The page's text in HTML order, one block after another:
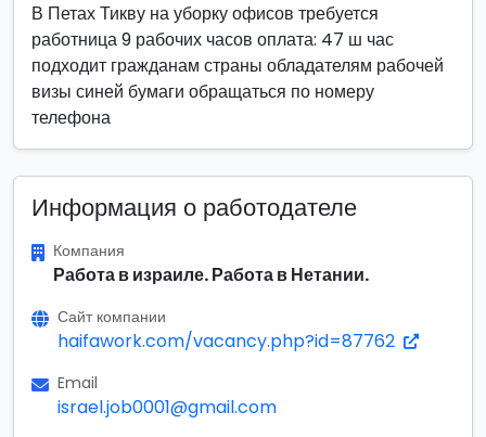
В Петах Тикву на уборку офисов требуется
работница 9 рабочих часов оплата: 47 ш час
подходит гражданам страны обладателям рабочей
визы синей бумаги обращаться по номеру
телефона
Информация о работодателе
Компания
Работа в израиле. Работа в Нетании.
Сайт компании
haifawork.com/vacancy.php?id=87762
Email
israel.job0001@gmail.com